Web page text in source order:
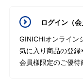
ログイン（
GINICHIオンライン
気に入り商品の登録
会員様限定のご優待